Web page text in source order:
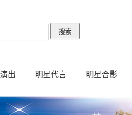
出 明星代言 明星合影